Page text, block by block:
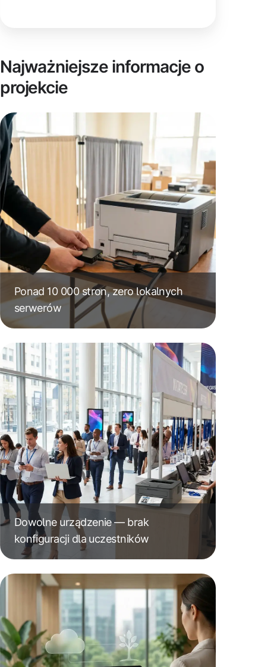
Najważniejsze informacje o
projekcie
Ponad 10 000 stron, zero lokalnych
serwerów
Dowolne urządzenie — brak
konfiguracji dla uczestników